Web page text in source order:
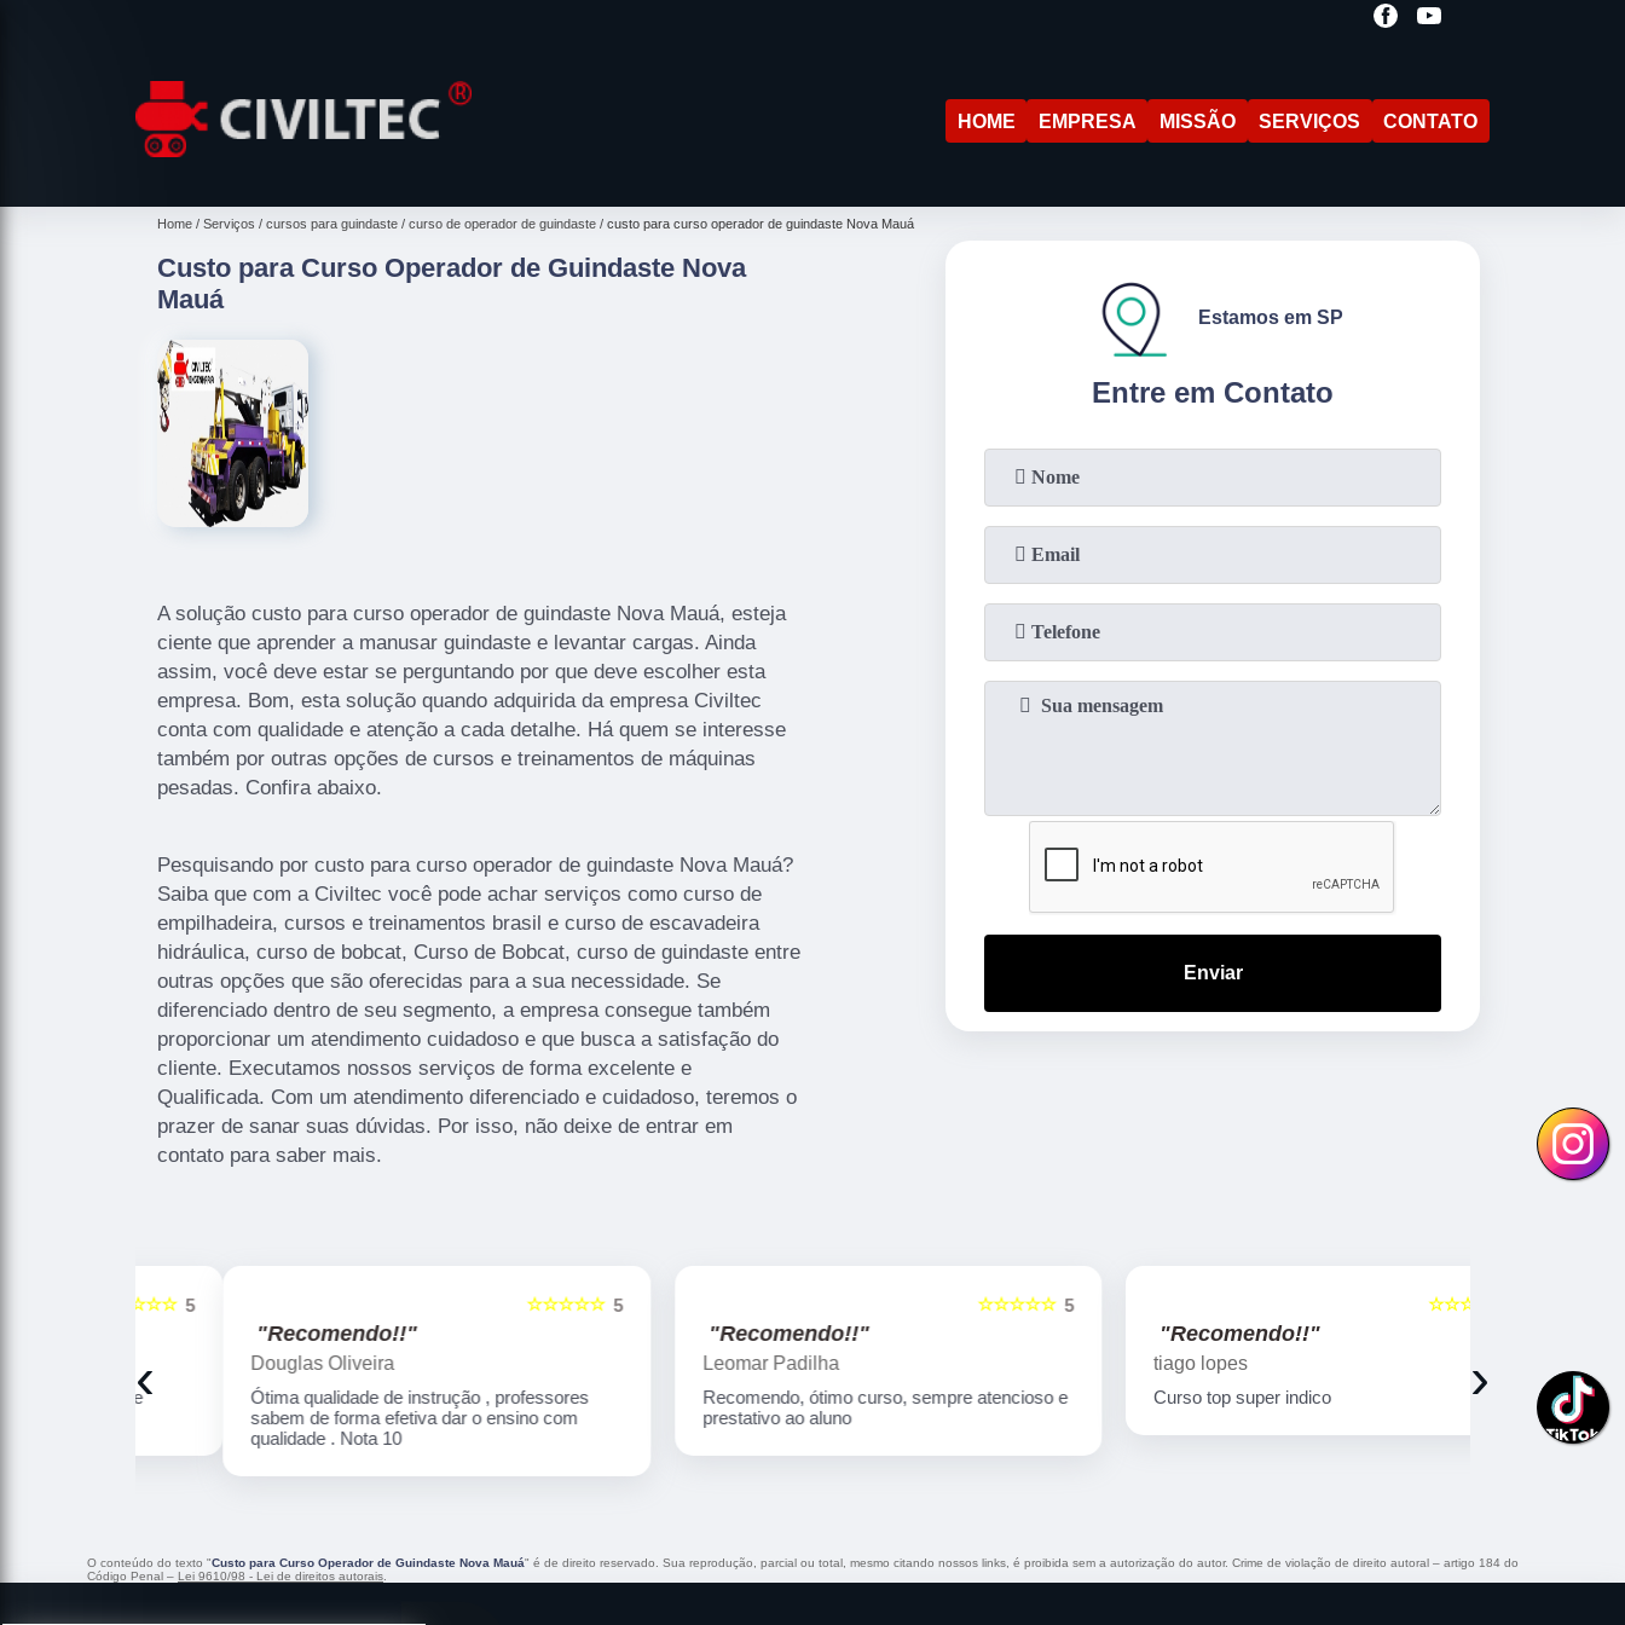
HOME EMPRESA MISSÃO SERVIÇOS CONTATO
Home Serviços cursos para guindaste curso de operador de guindaste custo para curso operador de guindaste Nova Mauá
Custo para Curso Operador de Guindaste Nova
Mauá
A solução custo para curso operador de guindaste Nova Mauá, esteja
ciente que aprender a manusar guindaste e levantar cargas. Ainda
assim, você deve estar se perguntando por que deve escolher esta
empresa. Bom, esta solução quando adquirida da empresa Civiltec
conta com qualidade e atenção a cada detalhe. Há quem se interesse
também por outras opções de cursos e treinamentos de máquinas
pesadas. Confira abaixo.
Pesquisando por custo para curso operador de guindaste Nova Mauá?
Saiba que com a Civiltec você pode achar serviços como curso de
empilhadeira, cursos e treinamentos brasil e curso de escavadeira
hidráulica, curso de bobcat, Curso de Bobcat, curso de guindaste entre
outras opções que são oferecidas para a sua necessidade. Se
diferenciado dentro de seu segmento, a empresa consegue também
proporcionar um atendimento cuidadoso e que busca a satisfação do
cliente. Executamos nossos serviços de forma excelente e
Qualificada. Com um atendimento diferenciado e cuidadoso, teremos o
prazer de sanar suas dúvidas. Por isso, não deixe de entrar em
contato para saber mais.
Entre em Contato
Estamos em SP
Enviar
5
☆☆☆☆☆
"Recomendo!!"
Douglas Oliveira
Ótima qualidade de instrução , professores
sabem de forma efetiva dar o ensino com
qualidade . Nota 10
5
☆☆☆☆☆
"Recomendo!!"
Leomar Padilha
Recomendo, ótimo curso, sempre atencioso e
prestativo ao aluno
5
☆☆☆☆☆
"Recomendo!!"
tiago lopes
Curso top super indico
Curso
qualificado!
‹ ›
O conteúdo do texto "Custo para Curso Operador de Guindaste Nova Mauá" é de direito reservado. Sua reprodução, parcial ou total, mesmo citando nossos links, é proibida sem a autorização do autor. Crime de violação de direito autoral – artigo 184 do
Código Penal – Lei 9610/98 - Lei de direitos autorais